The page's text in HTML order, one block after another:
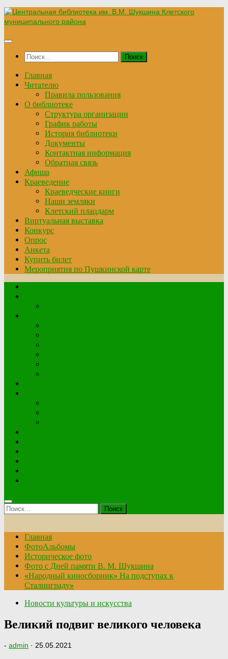
Перейти
к
Найти:
Главная
Читателю
Правила пользования
О библиотеке
Структура организации
График работы
История библиотеки
Документы
Контактная информация
Обратная связь
Афиша
Краеведение
Краеведческие книги
Наши земляки
Клетский плацдарм
Виртуальная выставка
Конкурс
Опрос
Анкета
Купить билет
Мероприятия по Пушкинской карте
Найти:
Главная
ФотоАльбомы
Историческое фото
Фото с Дней памяти В. М. Шукшина
«Народный киносборник» На подступах к
Сталинграду»
Новости культуры и искусства
Великий подвиг великого человека
- admin · 25.05.2021